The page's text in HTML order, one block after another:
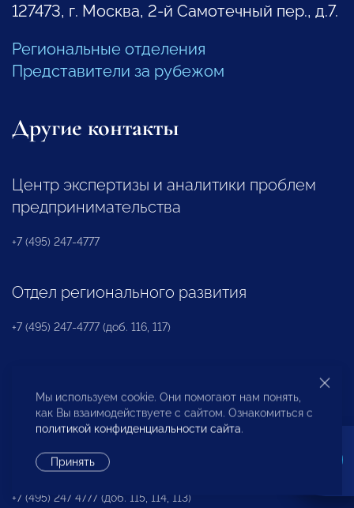
127473, г. Москва, 2-й Самотечный пер., д.7.
Региональные отделения
Представители за рубежом
Другие контакты
Центр экспертизы и аналитики проблем
предпринимательства
+7 (495) 247-4777
Отдел регионального развития
+7 (495) 247-4777 (доб. 116, 117)
+7 (495) 247-4777 (доб. 124)
Пресс-служба
+7 (495) 247 4777 (доб. 115, 114, 113)
Мы используем cookie. Они помогают нам понять,
как Вы взаимодействуете с сайтом. Ознакомиться с
политикой конфиденциальности сайта.
Принять